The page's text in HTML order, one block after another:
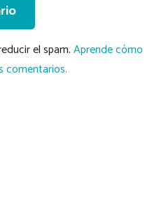
el spam.Aprende cómo
comentarios.